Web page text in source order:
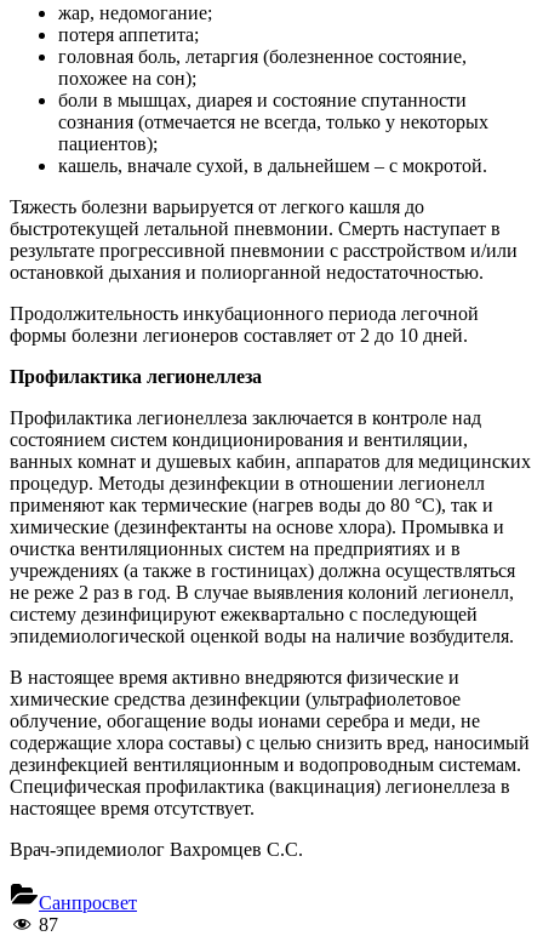
жар, недомогание;
потеря аппетита;
головная боль, летаргия (болезненное состояние,
похожее на сон);
боли в мышцах, диарея и состояние спутанности
сознания (отмечается не всегда, только у некоторых
пациентов);
кашель, вначале сухой, в дальнейшем – с мокротой.
Тяжесть болезни варьируется от легкого кашля до
быстротекущей летальной пневмонии. Смерть наступает в
результате прогрессивной пневмонии с расстройством и/или
остановкой дыхания и полиорганной недостаточностью.
Продолжительность инкубационного периода легочной
формы болезни легионеров составляет от 2 до 10 дней.
Профилактика легионеллеза
Профилактика легионеллеза заключается в контроле над
состоянием систем кондиционирования и вентиляции,
ванных комнат и душевых кабин, аппаратов для медицинских
процедур. Методы дезинфекции в отношении легионелл
применяют как термические (нагрев воды до 80 °С), так и
химические (дезинфектанты на основе хлора). Промывка и
очистка вентиляционных систем на предприятиях и в
учреждениях (а также в гостиницах) должна осуществляться
не реже 2 раз в год. В случае выявления колоний легионелл,
систему дезинфицируют ежеквартально с последующей
эпидемиологической оценкой воды на наличие возбудителя.
В настоящее время активно внедряются физические и
химические средства дезинфекции (ультрафиолетовое
облучение, обогащение воды ионами серебра и меди, не
содержащие хлора составы) с целью снизить вред, наносимый
дезинфекцией вентиляционным и водопроводным системам.
Специфическая профилактика (вакцинация) легионеллеза в
настоящее время отсутствует.
Врач-эпидемиолог Вахромцев С.С.
Санпросвет
87